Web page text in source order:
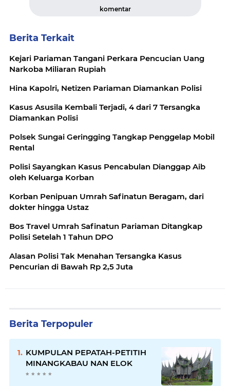
komentar
Berita Terkait
Kejari Pariaman Tangani Perkara Pencucian Uang
Narkoba Miliaran Rupiah
Hina Kapolri, Netizen Pariaman Diamankan Polisi
Kasus Asusila Kembali Terjadi, 4 dari 7 Tersangka
Diamankan Polisi
Polsek Sungai Geringging Tangkap Penggelap Mobil
Rental
Polisi Sayangkan Kasus Pencabulan Dianggap Aib
oleh Keluarga Korban
Korban Penipuan Umrah Safinatun Beragam, dari
dokter hingga Ustaz
Bos Travel Umrah Safinatun Pariaman Ditangkap
Polisi Setelah 1 Tahun DPO
Alasan Polisi Tak Menahan Tersangka Kasus
Pencurian di Bawah Rp 2,5 Juta
Berita Terpopuler
KUMPULAN PEPATAH-PETITIH
MINANGKABAU NAN ELOK